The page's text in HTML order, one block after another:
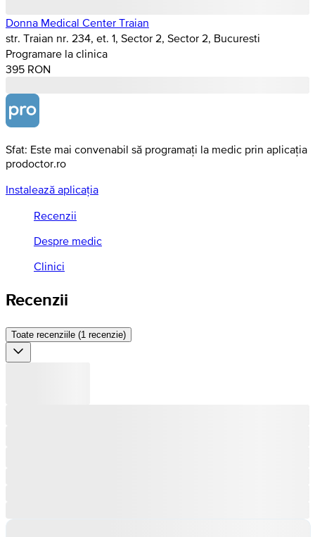
Donna Medical Center Traian
str. Traian nr. 234, et. 1, Sector 2, Sector 2, Bucuresti
Programare la clinica
395 RON
Sfat: Este mai convenabil să programați la medic prin aplicația
prodoctor.ro
Instalează aplicația
Recenzii
Despre medic
Clinici
Recenzii
Toate recenziile (1 recenzie)